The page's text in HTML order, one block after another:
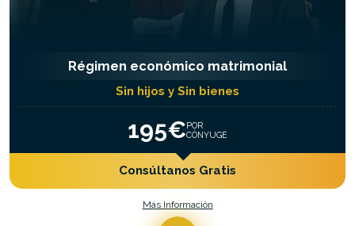
Régimen económico matrimonial
Sin hijos y Sin bienes
195€POR
CÓNYUGE
Consúltanos Gratis
Más Información